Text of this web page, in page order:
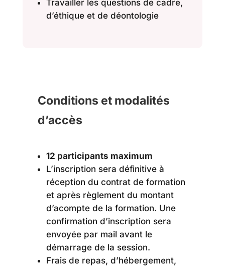
Travailler les questions de cadre,
d’éthique et de déontologie
Conditions et modalités
d’accès
12 participants maximum
L’inscription sera définitive à
réception du contrat de formation
et après règlement du montant
d’acompte de la formation. Une
confirmation d’inscription sera
envoyée par mail avant le
démarrage de la session.
Frais de repas, d’hébergement,